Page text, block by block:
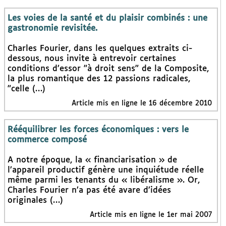
Les voies de la santé et du plaisir combinés : une
gastronomie revisitée.
Charles Fourier, dans les quelques extraits ci-
dessous, nous invite à entrevoir certaines
conditions d’essor "à droit sens" de la Composite,
la plus romantique des 12 passions radicales,
"celle (…)
Article mis en ligne le 16 décembre 2010
Rééquilibrer les forces économiques : vers le
commerce composé
A notre époque, la « financiarisation » de
l’appareil productif génère une inquiétude réelle
même parmi les tenants du « libéralisme ». Or,
Charles Fourier n’a pas été avare d’idées
originales (…)
Article mis en ligne le 1er mai 2007